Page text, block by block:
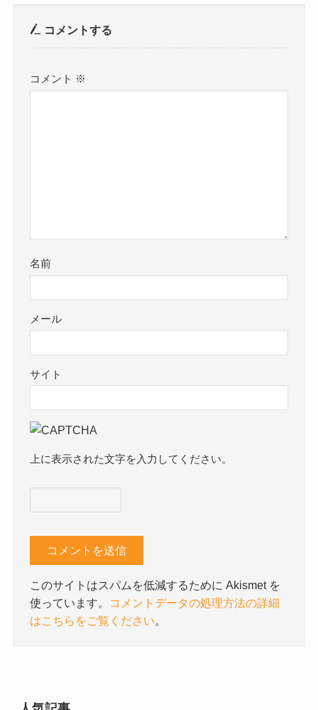
コメントする
コメント ※
名前
メール
サイト
上に表示された文字を入力してください。
このサイトはスパムを低減するために Akismet を
使っています。
コメントデータの処理方法の詳細
はこちらをご覧ください。